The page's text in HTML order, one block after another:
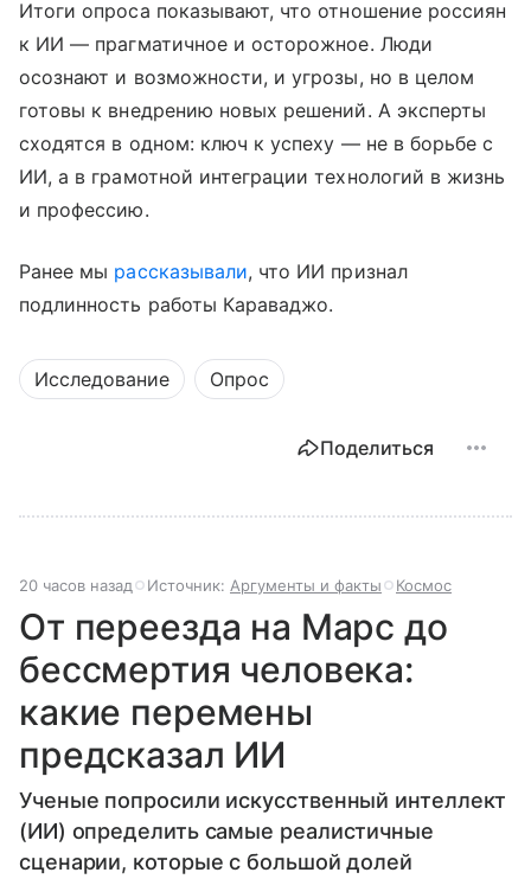
Итоги опроса показывают, что отношение россиян
к ИИ — прагматичное и осторожное. Люди
осознают и возможности, и угрозы, но в целом
готовы к внедрению новых решений. А эксперты
сходятся в одном: ключ к успеху — не в борьбе с
ИИ, а в грамотной интеграции технологий в жизнь
и профессию.
Ранее мы рассказывали, что ИИ признал
подлинность работы Караваджо.
Исследование Опрос
Поделиться
20 часов назад Источник: Аргументы и факты Космос
От переезда на Марс до
бессмертия человека:
какие перемены
предсказал ИИ
Ученые попросили искусственный интеллект
(ИИ) определить самые реалистичные
сценарии, которые с большой долей